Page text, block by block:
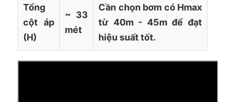
Tổng
cột áp
(H)
~ 33
mét
Cần chọn bơm có Hmax
từ 40m - 45m để đạt
hiệu suất tốt.